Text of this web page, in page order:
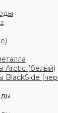
Arctic (белый)
BlackSide